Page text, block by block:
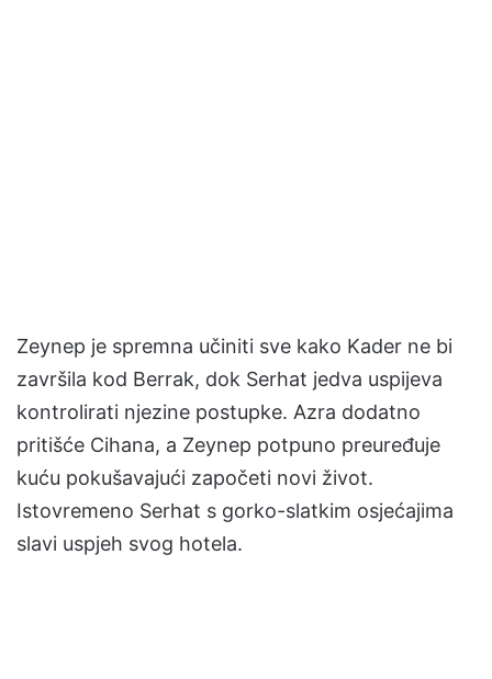
Zeynep je spremna učiniti sve kako Kader ne bi
završila kod Berrak, dok Serhat jedva uspijeva
kontrolirati njezine postupke. Azra dodatno
pritišće Cihana, a Zeynep potpuno preuređuje
kuću pokušavajući započeti novi život.
Istovremeno Serhat s gorko-slatkim osjećajima
slavi uspjeh svog hotela.